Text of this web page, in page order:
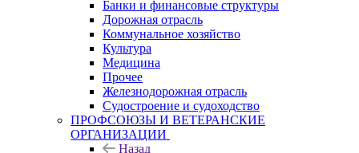
Банки и финансовые структуры
Дорожная отрасль
Коммунальное хозяйство
Культура
Медицина
Прочее
Железнодорожная отрасль
Судостроение и судоходство
ПРОФСОЮЗЫ И ВЕТЕРАНСКИЕ
ОРГАНИЗАЦИИ
Назад